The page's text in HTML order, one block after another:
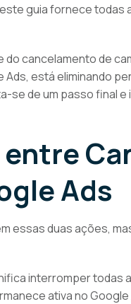
guia fornece
cancelamento de
Ads, está eliminando
se de um passo final
Ads
essas duas ações,
interromper todas
ativa no